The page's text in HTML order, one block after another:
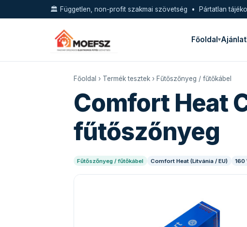
🏛️ Független, non-profit szakmai szövetség • Pártatlan
Főoldal
Főoldal › Termék tesztek › Fűtőszőnyeg / fűtőkábel
Comfort Heat
fűtőszőnyeg
Fűtőszőnyeg / fűtőkábel Comfort Heat (Litvánia / EU) 160